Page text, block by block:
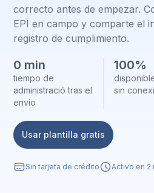
correcto antes de empezar.
EPI en campo y comparte el
registro de cumplimiento.
0 min
tiempo de
administració tras el
envío
100%
sin
Usar plantilla gratis
Sin tarjeta de crédito Activo en 2